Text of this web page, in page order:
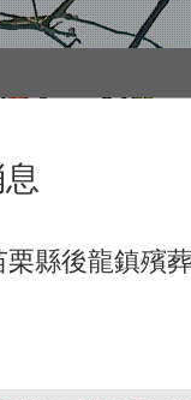
栗縣後龍鎮殯